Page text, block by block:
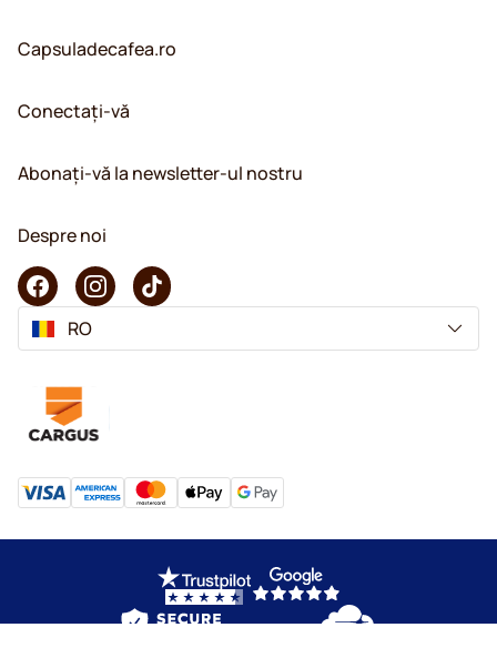
Capsuladecafea.ro
Conectați-vă
Abonați-vă la newsletter-ul nostru
Despre noi
RO